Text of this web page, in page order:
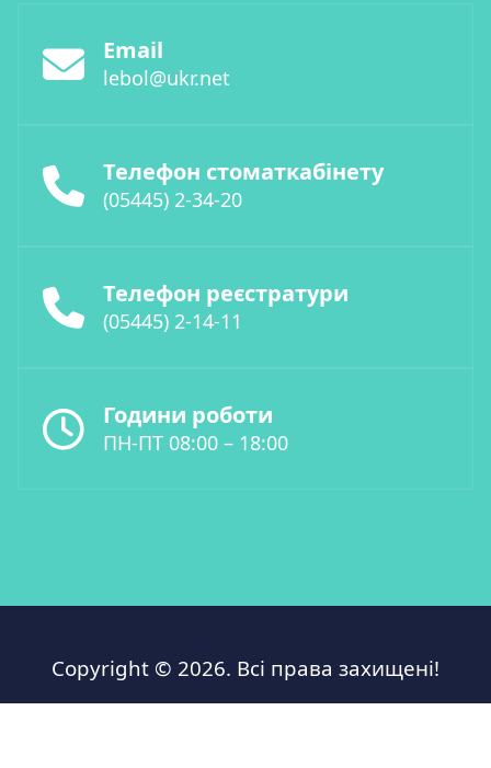
Email
lebol@ukr.net
Телефон стоматкабінету
(05445) 2-34-20
Телефон реєстратури
(05445) 2-14-11
Години роботи
ПН-ПТ 08:00 – 18:00
Copyright © 2026. Всі права захищені!